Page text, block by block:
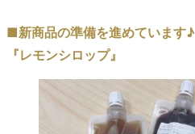
■新商品の準備を進めています♪
『レモンシロップ』